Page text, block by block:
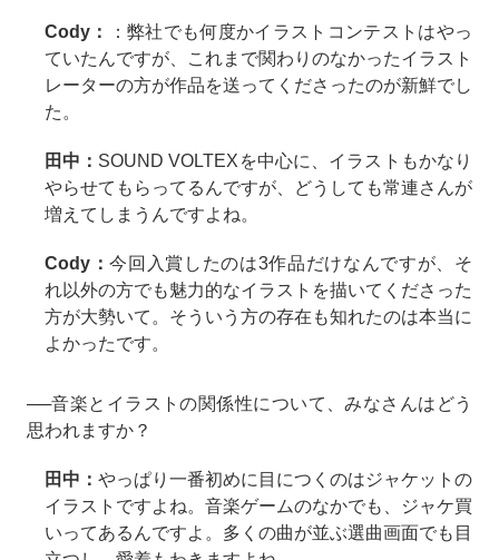
Cody：
：弊社でも何度かイラストコンテストはやっ
ていたんですが、これまで関わりのなかったイラスト
レーターの方が作品を送ってくださったのが新鮮でし
た。
田中： SOUND VOLTEXを中心に、イラストもかなり
やらせてもらってるんですが、どうしても常連さんが
増えてしまうんですよね。
Cody：今回入賞したのは3作品だけなんですが、そ
れ以外の方でも魅力的なイラストを描いてくださった
方が大勢いて。そういう方の存在も知れたのは本当に
よかったです。
──音楽とイラストの関係性について、みなさんはどう
思われますか？
田中： やっぱり一番初めに目につくのはジャケットの
イラストですよね。音楽ゲームのなかでも、ジャケ買
いってあるんですよ。多くの曲が並ぶ選曲画面でも目